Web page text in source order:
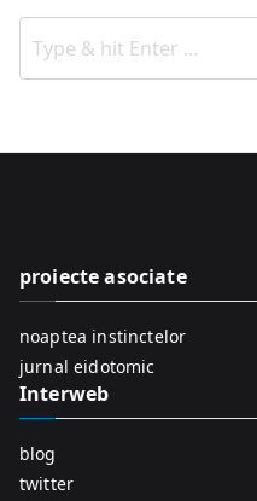
proiecte asociate
noaptea instinctelor
jurnal eidotomic
Interweb
blog
twitter